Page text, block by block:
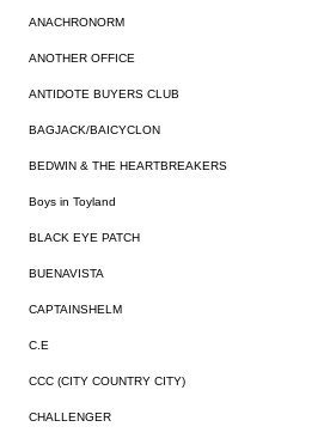
ANACHRONORM
ANOTHER OFFICE
ANTIDOTE BUYERS CLUB
BAGJACK/BAICYCLON
BEDWIN & THE HEARTBREAKERS
Boys in Toyland
BLACK EYE PATCH
BUENAVISTA
CAPTAINSHELM
C.E
CCC (CITY COUNTRY CITY)
CHALLENGER